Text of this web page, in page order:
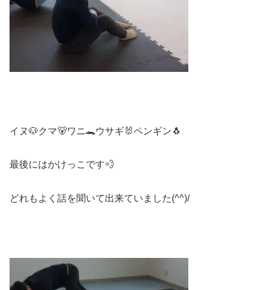
イヌ🐶クマ🐻ワニ🐊ウサギ🐰ペンギン🐧
最後にはかけっこです💨
どれもよく話を聞いて出来ていました(^^)/